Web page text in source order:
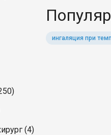
(4)
ингаляция при